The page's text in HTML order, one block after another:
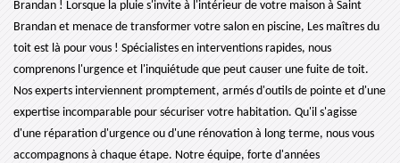
Brandan ! Lorsque la pluie s'invite à l'intérieur de votre maison à Saint
Brandan et menace de transformer votre salon en piscine, Les maîtres du
toit est là pour vous ! Spécialistes en interventions rapides, nous
comprenons l'urgence et l'inquiétude que peut causer une fuite de toit.
Nos experts interviennent promptement, armés d'outils de pointe et d'une
expertise incomparable pour sécuriser votre habitation. Qu'il s'agisse
d'une réparation d'urgence ou d'une rénovation à long terme, nous vous
accompagnons à chaque étape. Notre équipe, forte d'années